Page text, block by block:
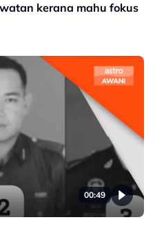
kerana mahu fokus
00:49